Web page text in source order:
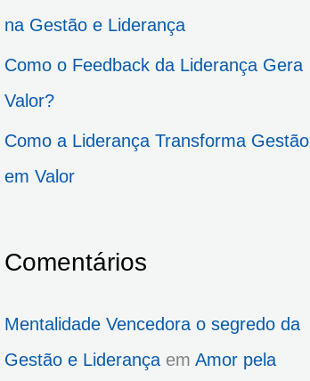
na Gestão e Liderança
Como o Feedback da Liderança Gera
Valor?
Como a Liderança Transforma Gestão
em Valor
Comentários
Mentalidade Vencedora o segredo da
Gestão e Liderançaem Amor pela